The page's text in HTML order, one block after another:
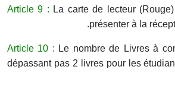
Article 9 : La carte de lecteur
présenter à la
Article 10 : Le nombre de Livres à
dépassant pas 2 livres pour les